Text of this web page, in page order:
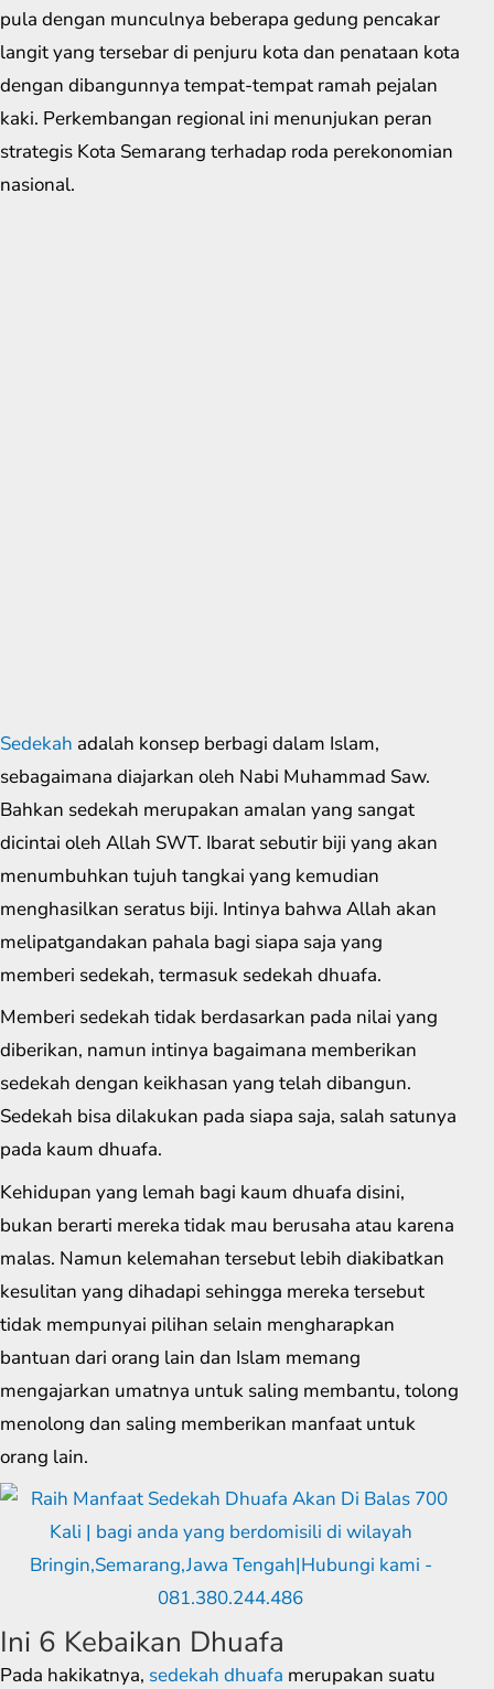
pula dengan munculnya beberapa gedung pencakar
langit yang tersebar di penjuru kota dan penataan kota
dengan dibangunnya tempat-tempat ramah pejalan
kaki. Perkembangan regional ini menunjukan peran
strategis Kota Semarang terhadap roda perekonomian
nasional.
Sedekah adalah konsep berbagi dalam Islam,
sebagaimana diajarkan oleh Nabi Muhammad Saw.
Bahkan sedekah merupakan amalan yang sangat
dicintai oleh Allah SWT. Ibarat sebutir biji yang akan
menumbuhkan tujuh tangkai yang kemudian
menghasilkan seratus biji. Intinya bahwa Allah akan
melipatgandakan pahala bagi siapa saja yang
memberi sedekah, termasuk sedekah dhuafa.
Memberi sedekah tidak berdasarkan pada nilai yang
diberikan, namun intinya bagaimana memberikan
sedekah dengan keikhasan yang telah dibangun.
Sedekah bisa dilakukan pada siapa saja, salah satunya
pada kaum dhuafa.
Kehidupan yang lemah bagi kaum dhuafa disini,
bukan berarti mereka tidak mau berusaha atau karena
malas. Namun kelemahan tersebut lebih diakibatkan
kesulitan yang dihadapi sehingga mereka tersebut
tidak mempunyai pilihan selain mengharapkan
bantuan dari orang lain dan Islam memang
mengajarkan umatnya untuk saling membantu, tolong
menolong dan saling memberikan manfaat untuk
orang lain.
Ini 6 Kebaikan Dhuafa
Pada hakikatnya, sedekah dhuafa merupakan suatu